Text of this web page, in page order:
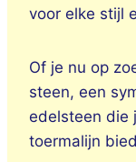
voor elke stijl
Of je nu op
steen, een
edelsteen die
toermalijn